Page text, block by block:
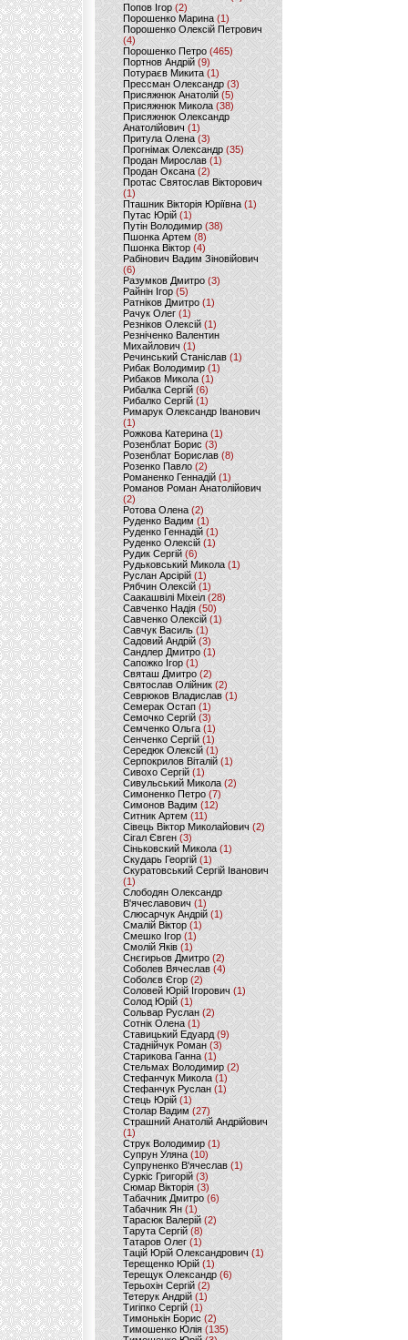
Попов Ігор(2)
Порошенко Марина (1)
Порошенко Олексій Петрович
(4)
Порошенко Петро (465)
Портнов Андрій (9)
Потураєв Микита(1)
Прессман Олександр(3)
Присяжнюк Анатолій (5)
Присяжнюк Микола (38)
Присяжнюк Олександр
Анатолійович (1)
Притула Олена (3)
Прогнімак Олександр(35)
Продан Мирослав(1)
Продан Оксана (2)
Протас Святослав Вікторович
(1)
Пташник Вікторія Юріївна (1)
Путас Юрій (1)
Путін Володимир(38)
Пшонка Артем (8)
Пшонка Віктор(4)
Рабінович Вадим Зіновійович
(6)
Разумков Дмитро (3)
Райнін Ігор(5)
Ратніков Дмитро (1)
Рачук Олег (1)
Резніков Олексій(1)
Резніченко Валентин
Михайлович (1)
Речинський Станіслав (1)
Рибак Володимир(1)
Рибаков Микола(1)
Рибалка Сергій (6)
Рибалко Сергій (1)
Римарук Олександр Іванович
(1)
Рожкова Катерина(1)
Розенблат Борис (3)
Розенблат Борислав (8)
Розенко Павло (2)
Романенко Геннадій (1)
Романов Роман Анатолійович
(2)
Ротова Олена(2)
Руденко Вадим (1)
Руденко Геннадій (1)
Руденко Олексій(1)
Рудик Сергій(6)
Рудьковський Микола (1)
Руслан Арсірій(1)
Рябчин Олексій (1)
Саакашвілі Міхеіл(28)
Савченко Надія (50)
Савченко Олексій(1)
Савчук Василь (1)
Садовий Андрій (3)
Сандлер Дмитро(1)
Сапожко Ігор(1)
Святаш Дмитро (2)
Святослав Олійник (2)
Севрюков Владислав (1)
Семерак Остап (1)
Семочко Сергій (3)
Семченко Ольга (1)
Сенченко Сергій(1)
Середюк Олексій(1)
Серпокрилов Віталій(1)
Сивохо Сергій(1)
Сивульський Микола(2)
Симоненко Петро(7)
Симонов Вадим (12)
Ситник Артем(11)
Сівець Віктор Миколайович(2)
Сігал Євген (3)
Сіньковский Микола(1)
Скударь Георгій (1)
Скуратовський Сергій Іванович
(1)
Слободян Олександр
В'ячеславович(1)
Слюсарчук Андрій(1)
Смалій Віктор (1)
Смешко Ігор (1)
Смолій Яків (1)
Снєгирьов Дмитро (2)
Соболев Вячеслав (4)
Соболєв Єгор(2)
Соловей Юрій Ігорович (1)
Солод Юрій (1)
Сольвар Руслан (2)
Сотнік Олена(1)
Ставицький Едуард (9)
Стаднійчук Роман(3)
Старикова Ганна (1)
Стельмах Володимир(2)
Стефанчук Микола (1)
Стефанчук Руслан (1)
Стець Юрій (1)
Столар Вадим(27)
Страшний Анатолій Андрійович
(1)
Струк Володимир (1)
Супрун Уляна (10)
Супруненко В'ячеслав (1)
Суркіс Григорій (3)
Сюмар Вікторія (3)
Табачник Дмитро (6)
Табачник Ян(1)
Тарасюк Валерій (2)
Тарута Сергій (8)
Татаров Олег(1)
Тацій Юрій Олександрович(1)
Терещенко Юрій(1)
Терещук Олександр(6)
Терьохін Сергій (2)
Тетерук Андрій (1)
Тигіпко Сергій(1)
Тимонькін Борис (2)
Тимошенко Юлія (135)